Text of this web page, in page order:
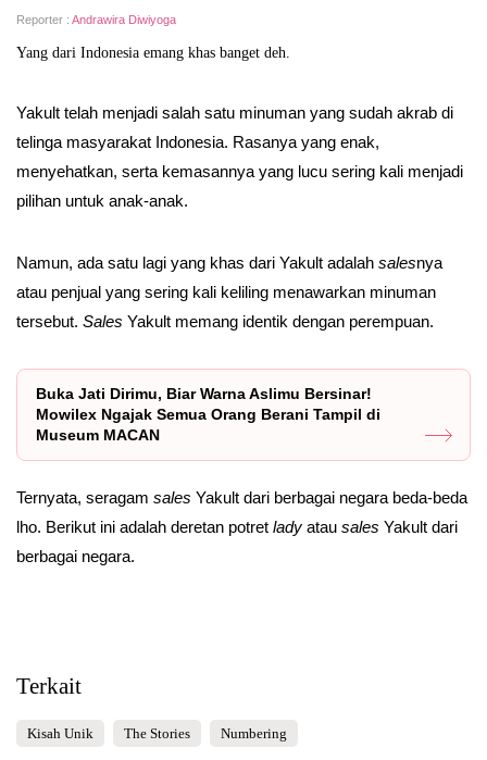
Reporter : Andrawira Diwiyoga
Yang dari Indonesia emang khas banget deh.
Yakult telah menjadi salah satu minuman yang sudah akrab di
telinga masyarakat Indonesia. Rasanya yang enak,
menyehatkan, serta kemasannya yang lucu sering kali menjadi
pilihan untuk anak-anak.
Namun, ada satu lagi yang khas dari Yakult adalah salesnya
atau penjual yang sering kali keliling menawarkan minuman
tersebut. Sales Yakult memang identik dengan perempuan.
Buka Jati Dirimu, Biar Warna Aslimu Bersinar!
Mowilex Ngajak Semua Orang Berani Tampil di
Museum MACAN
Ternyata, seragam sales Yakult dari berbagai negara beda-beda
lho. Berikut ini adalah deretan potret lady atau sales Yakult dari
berbagai negara.
Terkait
Kisah Unik The Stories Numbering